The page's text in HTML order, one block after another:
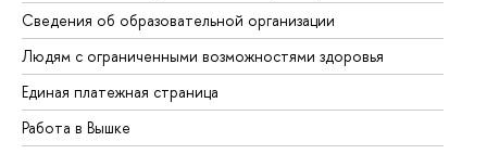
Сведения об образовательной организации
Людям с ограниченными возможностями здоровья
Единая платежная страница
Работа в Вышке